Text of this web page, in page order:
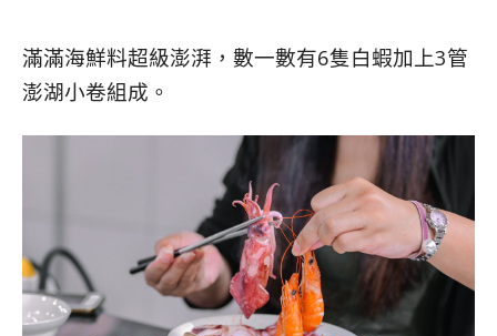
滿滿海鮮料超級澎湃，數一數有6隻白蝦加上3管
澎湖小卷組成。